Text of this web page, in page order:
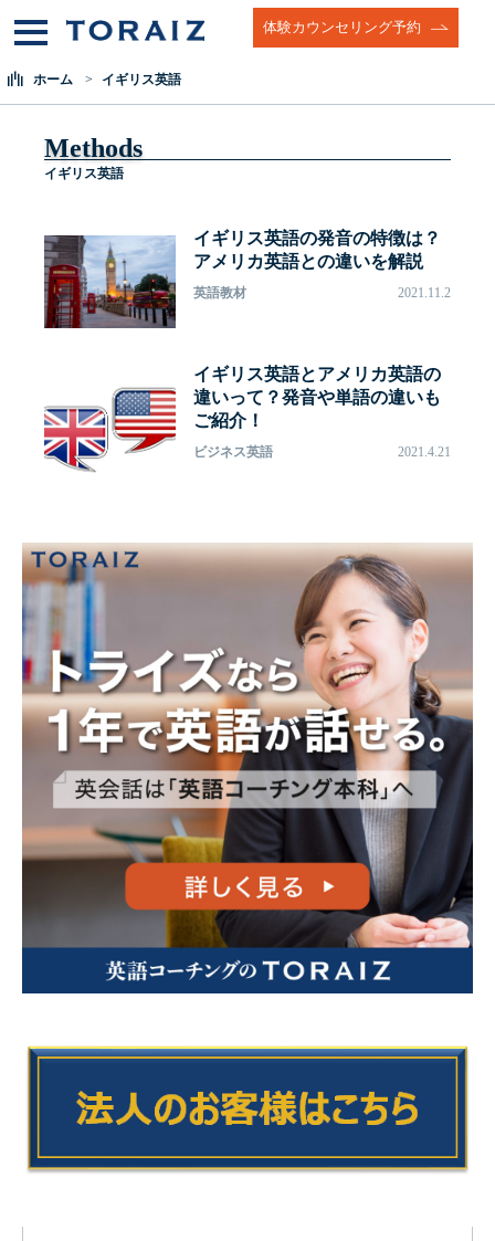
体験カウンセリング予約
ホーム イギリス英語
Methods
イギリス英語
イギリス英語の発音の特徴は？
アメリカ英語との違いを解説
英語教材 2021.11.2
イギリス英語とアメリカ英語の
違いって？発音や単語の違いも
ご紹介！
ビジネス英語 2021.4.21